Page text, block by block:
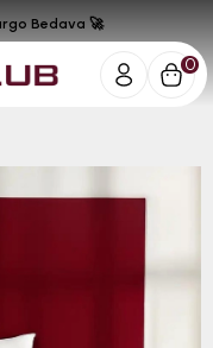
0
Bedava 🚀